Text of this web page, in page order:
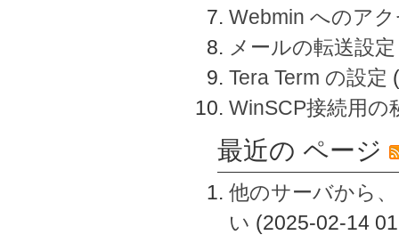
Webmin へのア
メールの転送設定
Tera Term の設定
WinSCP接続用の
最近の ページ
他のサーバから
い (2025-02-14